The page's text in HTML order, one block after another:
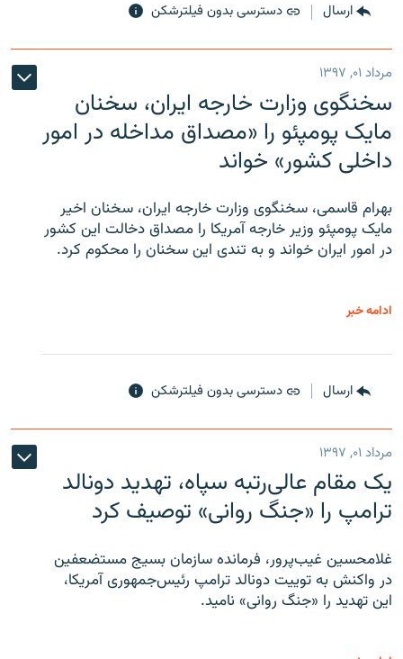
ارسال دسترسی بدون فیلترشکن
مرداد ۰۱, ۱۳۹۷
سخنگوی وزارت خارجه ایران، سخنان
مایک پومپئو را «مصداق مداخله در امور
داخلی کشور» خواند
بهرام قاسمی، سخنگوی وزارت خارجه ایران، سخنان اخیر
مایک پومپئو وزیر خارجه آمریکا را مصداق دخالت این کشور
در امور ایران خواند و به تندی این سخنان را محکوم کرد.
ادامه خبر
ارسال دسترسی بدون فیلترشکن
مرداد ۰۱, ۱۳۹۷
یک مقام عالی‌رتبه سپاه، تهدید دونالد
ترامپ را «جنگ روانی» توصیف کرد
غلامحسین غیب‌پرور، فرمانده سازمان بسیج مستضعفین
در واکنش به توییت دونالد ترامپ رئیس‌جمهوری آمریکا،
این تهدید را «جنگ روانی» نامید.